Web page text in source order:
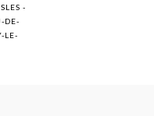
-
DE-
LE-